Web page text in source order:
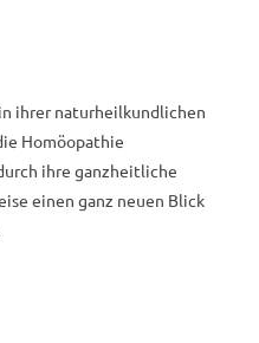
ihrer naturheilkundlichen
Homöopathie
ihre ganzheitliche
einen ganz neuen Blick